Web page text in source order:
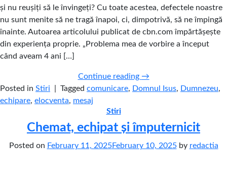
și nu reușiți să le învingeți? Cu toate acestea, defectele noastre
nu sunt menite să ne tragă înapoi, ci, dimpotrivă, să ne împingă
înainte. Autoarea articolului publicat de cbn.com împărtășește
din experiența proprie. „Problema mea de vorbire a început
când aveam 4 ani […]
Continue reading →
Posted in Stiri Tagged comunicare, Domnul Isus, Dumnezeu,
echipare, elocventa, mesaj
Stiri
Chemat, echipat și împuternicit
Posted on February 11, 2025February 10, 2025 by redactia